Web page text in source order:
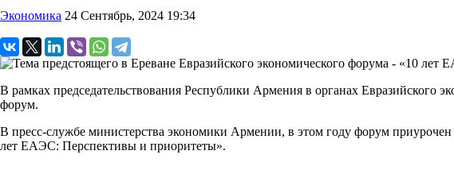
Экономика 24 Сентябрь, 2024 19:34
В рамках председательствования Республики Армения в органах Евразийского
форум.
B пресс-службе министерства экономики Армении, в этом году форум
лет ЕАЭС: Перспективы и приоритеты».